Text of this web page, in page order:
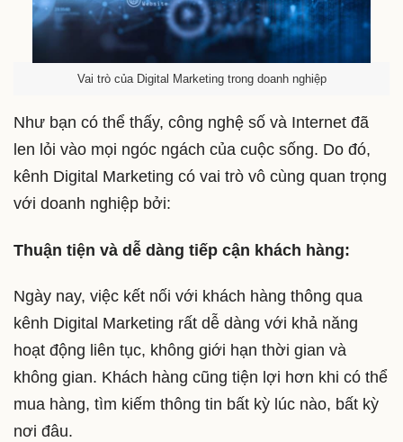
Vai trò của Digital Marketing trong doanh nghiệp
Như bạn có thể thấy, công nghệ số và Internet đã
len lỏi vào mọi ngóc ngách của cuộc sống. Do đó,
kênh Digital Marketing có vai trò vô cùng quan trọng
với doanh nghiệp bởi:
Thuận tiện và dễ dàng tiếp cận khách hàng:
Ngày nay, việc kết nối với khách hàng thông qua
kênh Digital Marketing rất dễ dàng với khả năng
hoạt động liên tục, không giới hạn thời gian và
không gian. Khách hàng cũng tiện lợi hơn khi có thể
mua hàng, tìm kiếm thông tin bất kỳ lúc nào, bất kỳ
nơi đâu.